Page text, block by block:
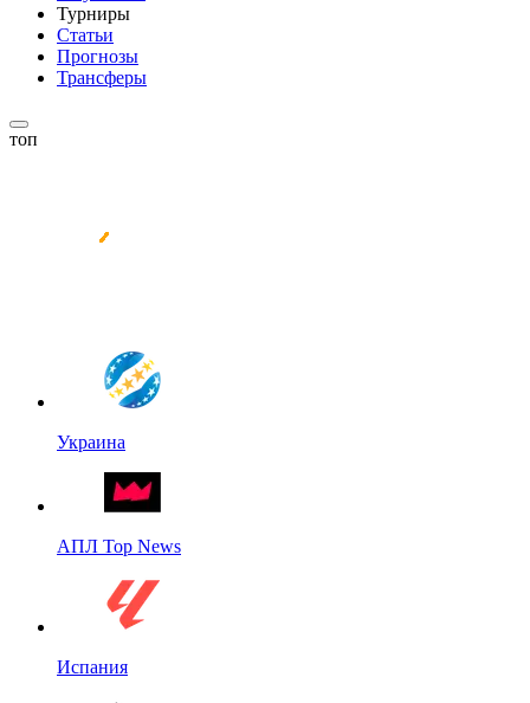
Турниры
Статьи
Прогнозы
Трансферы
топ
Украина
АПЛ Top News
Испания